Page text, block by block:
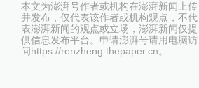
本文为澎湃号作者或机构在澎湃新闻上传
并发布，仅代表该作者或机构观点，不代
表澎湃新闻的观点或立场，澎湃新闻仅提
供信息发布平台。申请澎湃号请用电脑访
问https://renzheng.thepaper.cn。